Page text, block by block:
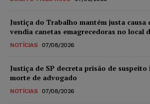
Justiça do Trabalho mantém justa causa
vendia canetas emagrecedoras no local
NOTÍCIAS 07/08/2026
Justiça de SP decreta prisão de
morte de advogado
NOTÍCIAS 07/08/2026